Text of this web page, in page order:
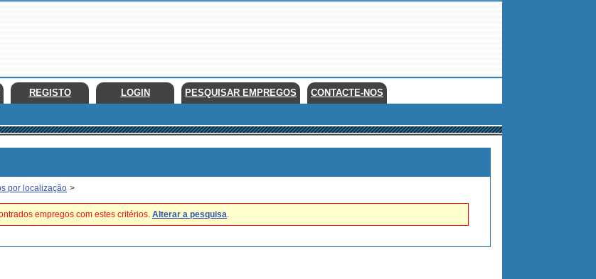
REGISTO LOGIN PESQUISAR EMPREGOS CONTACTE-NOS
por localização >
empregos com estes critérios. Alterar a pesquisa.